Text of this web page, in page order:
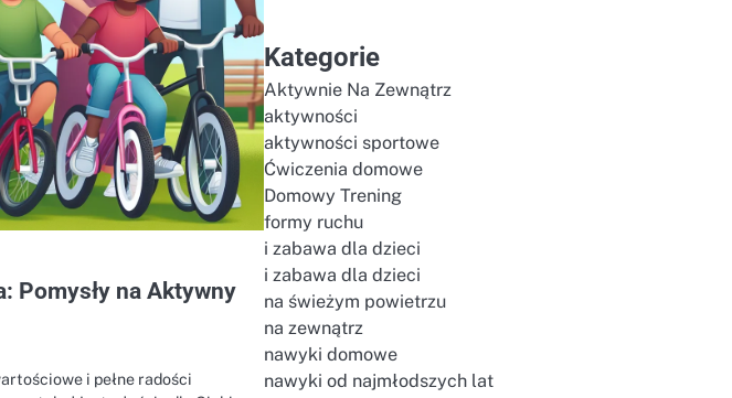
Pomysły na Aktywny
i pełne radości
Kategorie
Aktywnie Na Zewnątrz
aktywności
aktywności sportowe
Ćwiczenia domowe
Domowy Trening
formy ruchu
i zabawa dla dzieci
i zabawa dla dzieci
na świeżym powietrzu
na zewnątrz
nawyki domowe
nawyki od najmłodszych lat